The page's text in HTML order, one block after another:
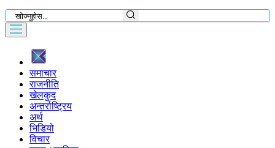
समाचार
राजनीति
खेलकुद
अन्तर्राष्ट्रिय
अर्थ
भिडियो
विचार